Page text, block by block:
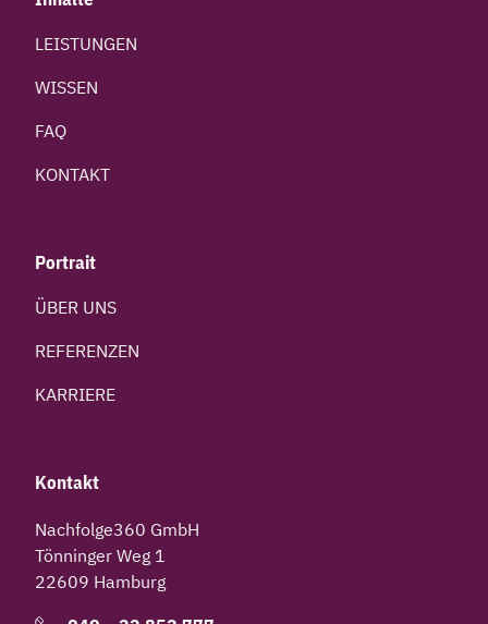
LEISTUNGEN
WISSEN
FAQ
KONTAKT
Portrait
ÜBER UNS
REFERENZEN
KARRIERE
Kontakt
Nachfolge360 GmbH
Tönninger Weg 1
22609 Hamburg